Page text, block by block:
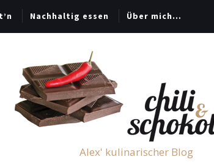
Nachhaltig essen Über mich…
Alex' kulinarischer Blog